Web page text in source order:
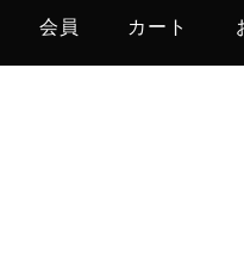
会員 カート